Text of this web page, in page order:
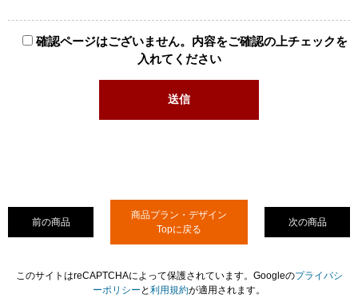
確認ページはございません。内容をご確認の上チェックを
入れてください
前の商品
商品プラン・デザイン
Topに戻る
次の商品
このサイトはreCAPTCHAによって保護されています。Googleのプライバシ
ーポリシー と利用規約が適用されます。